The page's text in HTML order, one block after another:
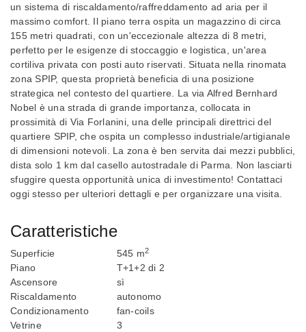
un sistema di riscaldamento/raffreddamento ad aria per il
massimo comfort. Il piano terra ospita un magazzino di circa
155 metri quadrati, con un'eccezionale altezza di 8 metri,
perfetto per le esigenze di stoccaggio e logistica, un'area
cortiliva privata con posti auto riservati. Situata nella rinomata
zona SPIP, questa proprietà beneficia di una posizione
strategica nel contesto del quartiere. La via Alfred Bernhard
Nobel è una strada di grande importanza, collocata in
prossimità di Via Forlanini, una delle principali direttrici del
quartiere SPIP, che ospita un complesso industriale/artigianale
di dimensioni notevoli. La zona è ben servita dai mezzi pubblici,
dista solo 1 km dal casello autostradale di Parma. Non lasciarti
sfuggire questa opportunità unica di investimento! Contattaci
oggi stesso per ulteriori dettagli e per organizzare una visita.
Caratteristiche
Superficie 545 m2
Piano
T+1+2 di 2
Ascensore
sì
Riscaldamento
autonomo
Condizionamento
fan-coils
Vetrine
3